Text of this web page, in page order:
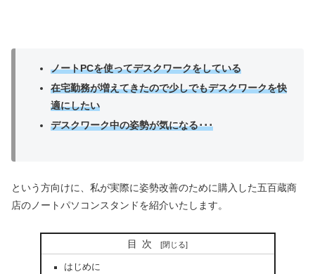
ノートPCを使ってデスクワークをしている
在宅勤務が増えてきたので少しでもデスクワークを快
適にしたい
デスクワーク中の姿勢が気になる･･･
という方向けに、私が実際に姿勢改善のために購入した五百蔵商
店のノートパソコンスタンドを紹介いたします。
目次
はじめに